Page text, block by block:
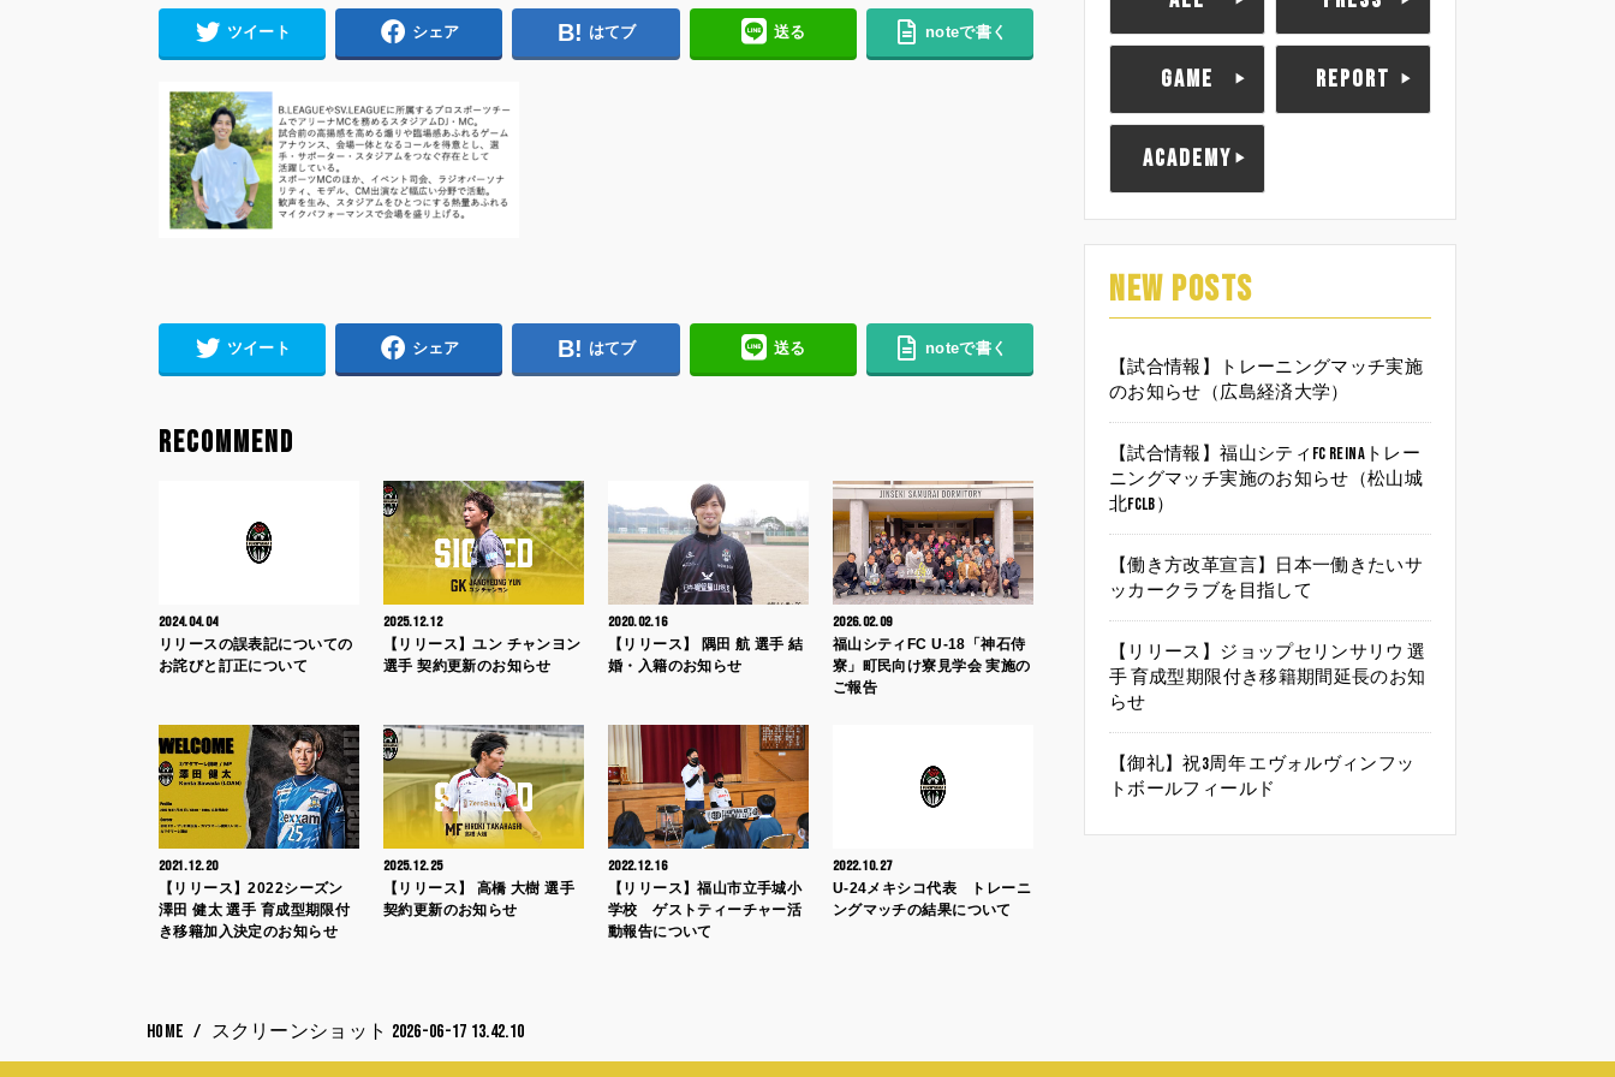
ツイート シェア はてブ 送る noteで書く
ツイート シェア はてブ 送る noteで書く
RECOMMEND
2024.04.04
リリースの誤表記についての
お詫びと訂正について
2025.12.12
【リリース】ユン チャンヨン
選手 契約更新のお知らせ
2020.02.16
【リリース】 隅田 航 選手 結
婚・入籍のお知らせ
2026.02.09
福山シティFC U-18「神石侍
寮」町民向け寮見学会 実施の
ご報告
2021.12.20
【リリース】2022シーズン
澤田 健太 選手 育成型期限付
き移籍加入決定のお知らせ
2025.12.25
【リリース】 高橋 大樹 選手
契約更新のお知らせ
2022.12.16
【リリース】福山市立手城小
学校 ゲストティーチャー活
動報告について
2022.10.27
U-24メキシコ代表 トレーニ
ングマッチの結果について
GAME REPORT
ACADEMY
NEW POSTS
【試合情報】トレーニングマッチ実施
のお知らせ（広島経済大学）
【試合情報】福山シティFC Reinaトレー
ニングマッチ実施のお知らせ（松山城
北FCLB）
【働き方改革宣言】日本一働きたいサ
ッカークラブを目指して
【リリース】ジョップセリンサリウ 選
手 育成型期限付き移籍期間延長のお知
らせ
【御礼】祝3周年 エヴォルヴィンフッ
トボールフィールド
HOME スクリーンショット 2026-06-17 13.42.10